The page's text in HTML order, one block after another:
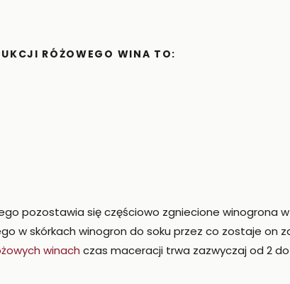
RÓŻOWEGO WINA TO:
pozostawia się częściowo zgniecione winogrona
w skórkach winogron do soku przez co zostaje on
winach czas maceracji trwa zazwyczaj od 2 do